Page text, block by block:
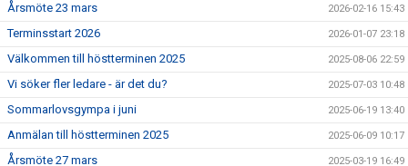
Årsmöte 23 mars 2026-02-16 15:43
Terminsstart 2026 2026-01-07 23:18
Välkommen till höstterminen 2025 2025-08-06 22:59
Vi söker fler ledare - är det du? 2025-07-03 10:48
Sommarlovsgympa i juni 2025-06-19 13:40
Anmälan till höstterminen 2025 2025-06-09 10:17
Årsmöte 27 mars 2025-03-19 16:49